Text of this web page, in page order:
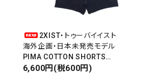
2XIST・トゥーバイイスト
海外企画・日本未発売モデル
PIMA COTTON SHORTS
ピマコットンショーツ
6,600円(税600円)